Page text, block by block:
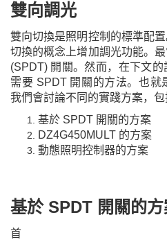
雙向調光
雙向切換是照明控制的標準配
切換的概念上增加調光功能。
(SPDT) 開關。然而，在下文
需要 SPDT 開關的方法。也就
我們會討論不同的實踐方案，包
基於 SPDT 開關的方案
DZ4G450MULT 的方案
動態照明控制器的方案
基於 SPDT 開關的
首